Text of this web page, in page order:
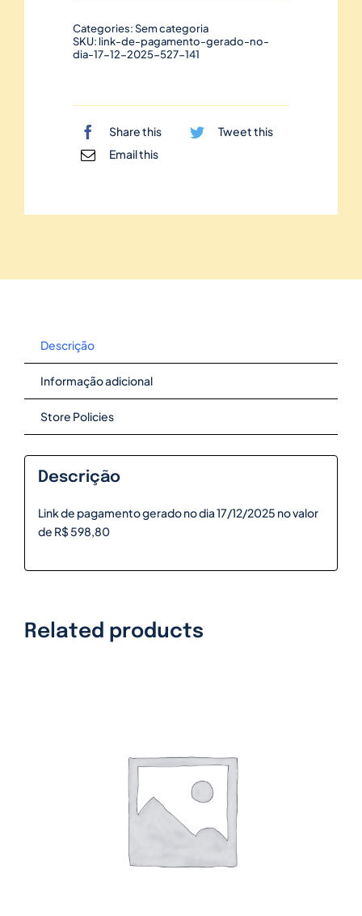
no
dia
quantidade
Categories:Sem categoria
SKU: link-de-pagamento-gerado-no-
dia-17-12-2025-527-141
Share this
Tweet this
Email this
Descrição
Informação adicional
Store Policies
Descrição
Link de pagamento gerado no dia 17/12/2025 no valor
de R$ 598,80
Related products